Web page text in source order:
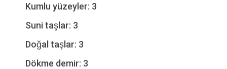
Kumlu yüzeyler: 3
Suni taşlar: 3
Doğal taşlar: 3
Dökme demir: 3